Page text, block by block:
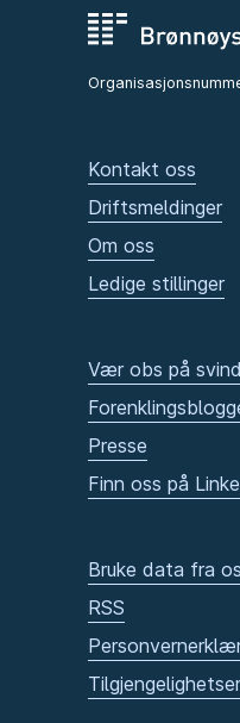
Kontakt oss
Driftsmeldinger
Om oss
Ledige stillinger
Vær obs på
Presse
Finn oss på
Bruke data fra
RSS